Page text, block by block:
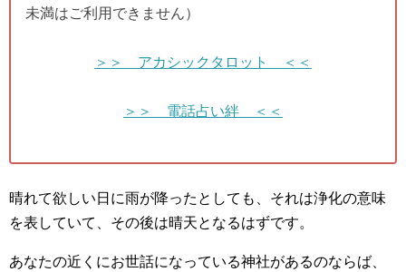
未満はご利用できません）
＞＞ アカシックタロット ＜＜
＞＞ 電話占い絆 ＜＜
晴れて欲しい日に雨が降ったとしても、それは浄化の意味
を表していて、その後は晴天となるはずです。
あなたの近くにお世話になっている神社があるのならば、